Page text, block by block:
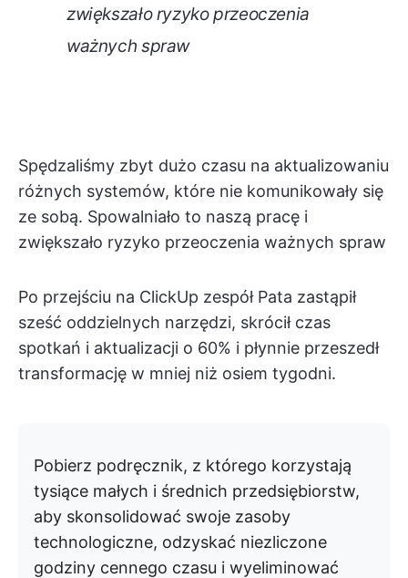
zwiększało ryzyko przeoczenia
ważnych spraw
Spędzaliśmy zbyt dużo czasu na aktualizowaniu
różnych systemów, które nie komunikowały się
ze sobą. Spowalniało to naszą pracę i
zwiększało ryzyko przeoczenia ważnych spraw
Po przejściu na ClickUp zespół Pata zastąpił
sześć oddzielnych narzędzi, skrócił czas
spotkań i aktualizacji o 60% i płynnie przeszedł
transformację w mniej niż osiem tygodni.
Pobierz podręcznik, z którego korzystają
tysiące małych i średnich przedsiębiorstw,
aby skonsolidować swoje zasoby
technologiczne, odzyskać niezliczone
godziny cennego czasu i wyeliminować